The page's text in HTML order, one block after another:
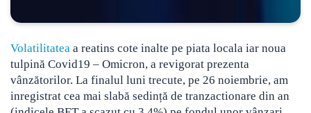
Volatilitatea a reatins cote inalte pe piata locala iar noua
tulpină Covid19 – Omicron, a revigorat prezenta
vânzătorilor. La finalul luni trecute, pe 26 noiembrie, am
inregistrat cea mai slabă sedință de tranzactionare din an